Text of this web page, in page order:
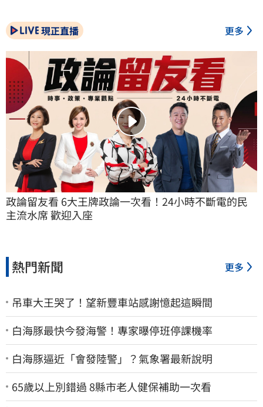
現正直播 更多
政論留友看 6大王牌政論一次看！24小時不斷電的民
主流水席 歡迎入座
熱門新聞 更多
吊車大王哭了！望新豐車站感謝憶起這瞬間
白海豚最快今發海警！專家曝停班停課機率
白海豚逼近「會發陸警」？氣象署最新說明
65歲以上別錯過 8縣市老人健保補助一次看